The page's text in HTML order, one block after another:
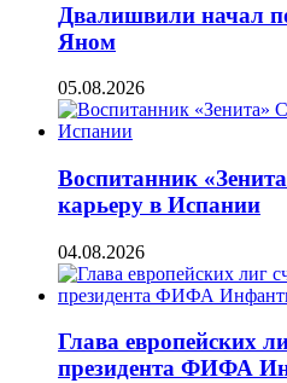
Двалишвили начал
Яном
05.08.2026
Воспитанник
карьеру в Испании
04.08.2026
Глава европейских
президента ФИФА